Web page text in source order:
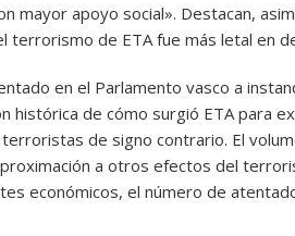
mayor apoyo social». Destacan,
terrorismo de ETA fue más letal en
en el Parlamento vasco a
histórica de cómo surgió ETA para
de signo contrario. El
a otros efectos del
económicos, el número de